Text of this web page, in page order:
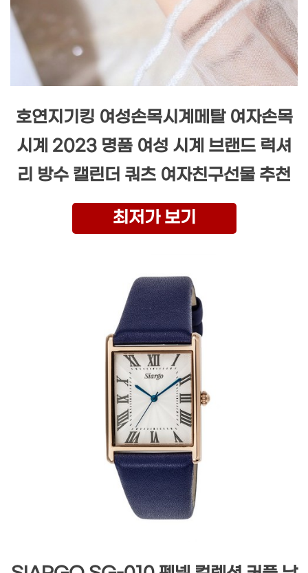
호연지기킹 여성손목시계메탈 여자손목
시계 2023 명품 여성 시계 브랜드 럭셔
리 방수 캘린더 쿼츠 여자친구선물 추천
최저가 보기